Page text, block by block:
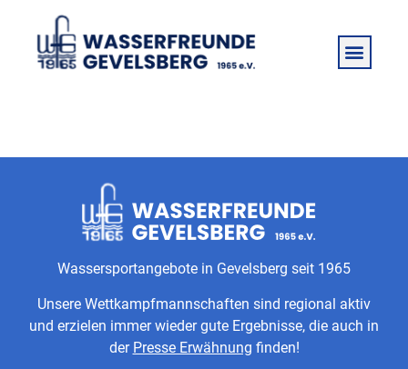
Wassersportangebote in Gevelsberg seit 1965
Unsere Wettkampfmannschaften sind regional aktiv
und erzielen immer wieder gute Ergebnisse, die auch in
der Presse Erwähnung finden!